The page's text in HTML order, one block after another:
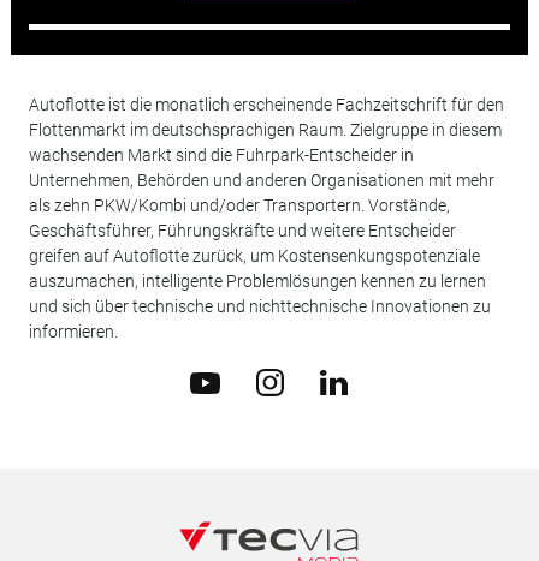
Autoflotte ist die monatlich erscheinende Fachzeitschrift für den
Flottenmarkt im deutschsprachigen Raum. Zielgruppe in diesem
wachsenden Markt sind die Fuhrpark-Entscheider in
Unternehmen, Behörden und anderen Organisationen mit mehr
als zehn PKW/Kombi und/oder Transportern. Vorstände,
Geschäftsführer, Führungskräfte und weitere Entscheider
greifen auf Autoflotte zurück, um Kostensenkungspotenziale
auszumachen, intelligente Problemlösungen kennen zu lernen
und sich über technische und nichttechnische Innovationen zu
informieren.